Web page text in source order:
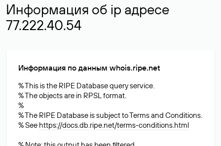
Информация об ip адресе
77.222.40.54
Информация по данным whois.ripe.net
% This is the RIPE Database query service.
% The objects are in RPSL format.
%
% The RIPE Database is subject to Terms and Conditions.
% See https://docs.db.ripe.net/terms-conditions.html